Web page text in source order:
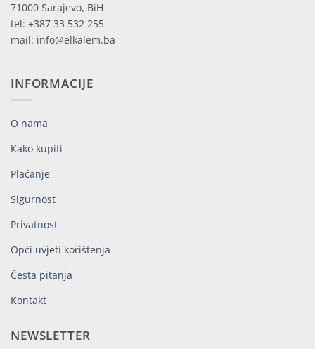
71000 Sarajevo, BiH
tel: +387 33 532 255
mail: info@elkalem.ba
INFORMACIJE
O nama
Kako kupiti
Plaćanje
Sigurnost
Privatnost
Opći uvjeti korištenja
Česta pitanja
Kontakt
NEWSLETTER